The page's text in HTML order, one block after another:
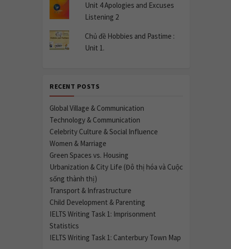
Unit 4 Apologies and Excuses
Listening 2
Chủ đề Hobbies and Pastime :
Unit 1.
RECENT POSTS
Global Village & Communication
Technology & Communication
Celebrity Culture & Social Influence
Women & Marriage
Green Spaces vs. Housing
Urbanization & City Life (Đô thị hóa và Cuộc
sống thành thị)
Transport & Infrastructure
Child Development & Parenting
IELTS Writing Task 1: Imprisonment
Statistics
IELTS Writing Task 1: Canterbury Town Map